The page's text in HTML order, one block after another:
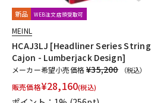
新品 WEB注文店頭受取可
MEINL
HCAJ3LJ [Headliner Series String
Cajon - Lumberjack Design]
メーカー希望小売価格¥35,200 （税込）
販売価格¥28,160(税込)